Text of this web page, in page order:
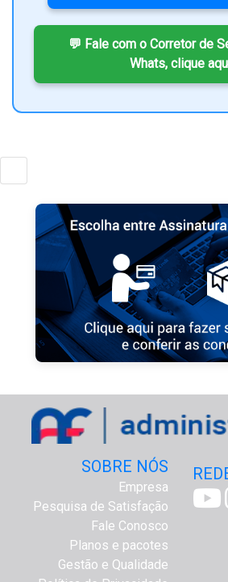
💬 Fale com o Corretor de
Whats, clique
SOBRE NÓS
Empresa
Pesquisa de Satisfação
Fale Conosco
Planos e pacotes
Gestão e Qualidade